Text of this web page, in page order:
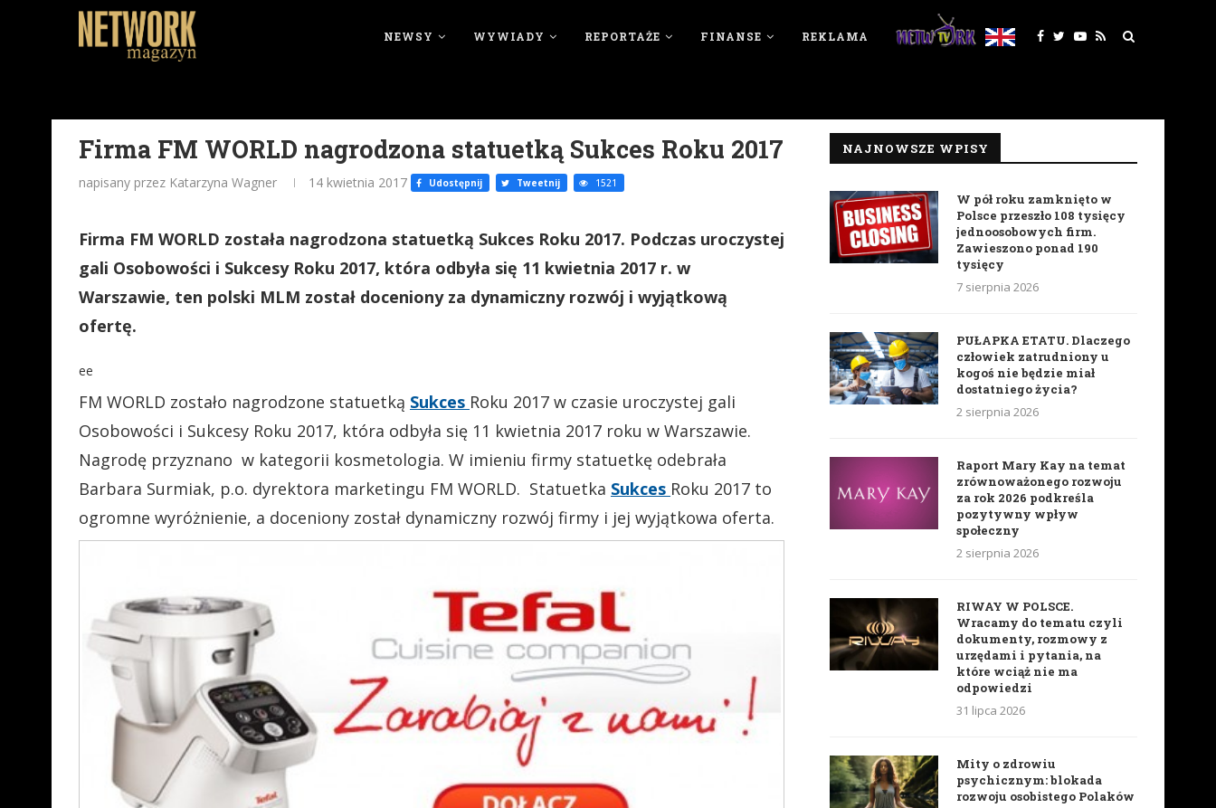
NEWSY WYWIADY REPORTAŻE FINANSE REKLAMA
Firma FM WORLD nagrodzona statuetką Sukces Roku 2017
napisany przez Katarzyna Wagner 14 kwietnia 2017 Udostępnij Tweetnij 1521
Firma FM WORLD została nagrodzona statuetką Sukces Roku 2017. Podczas uroczystej
gali Osobowości i Sukcesy Roku 2017, która odbyła się 11 kwietnia 2017 r. w
Warszawie, ten polski MLM został doceniony za dynamiczny rozwój i wyjątkową
ofertę.
ee
FM WORLD zostało nagrodzone statuetką Sukces Roku 2017 w czasie uroczystej gali
Osobowości i Sukcesy Roku 2017, która odbyła się 11 kwietnia 2017 roku w Warszawie.
Nagrodę przyznano w kategorii kosmetologia. W imieniu firmy statuetkę odebrała
Barbara Surmiak, p.o. dyrektora marketingu FM WORLD. Statuetka Sukces Roku 2017 to
ogromne wyróżnienie, a doceniony został dynamiczny rozwój firmy i jej wyjątkowa oferta.
NAJNOWSZE WPISY
W pół roku zamknięto w
Polsce przeszło 108 tysięcy
jednoosobowych firm.
Zawieszono ponad 190
tysięcy
7 sierpnia 2026
PUŁAPKA ETATU. Dlaczego
człowiek zatrudniony u
kogoś nie będzie miał
dostatniego życia?
2 sierpnia 2026
Raport Mary Kay na temat
zrównoważonego rozwoju
za rok 2026 podkreśla
pozytywny wpływ
społeczny
2 sierpnia 2026
RIWAY W POLSCE.
Wracamy do tematu czyli
dokumenty, rozmowy z
urzędami i pytania, na
które wciąż nie ma
odpowiedzi
31 lipca 2026
Mity o zdrowiu
psychicznym: blokada
rozwoju osobistego Polaków